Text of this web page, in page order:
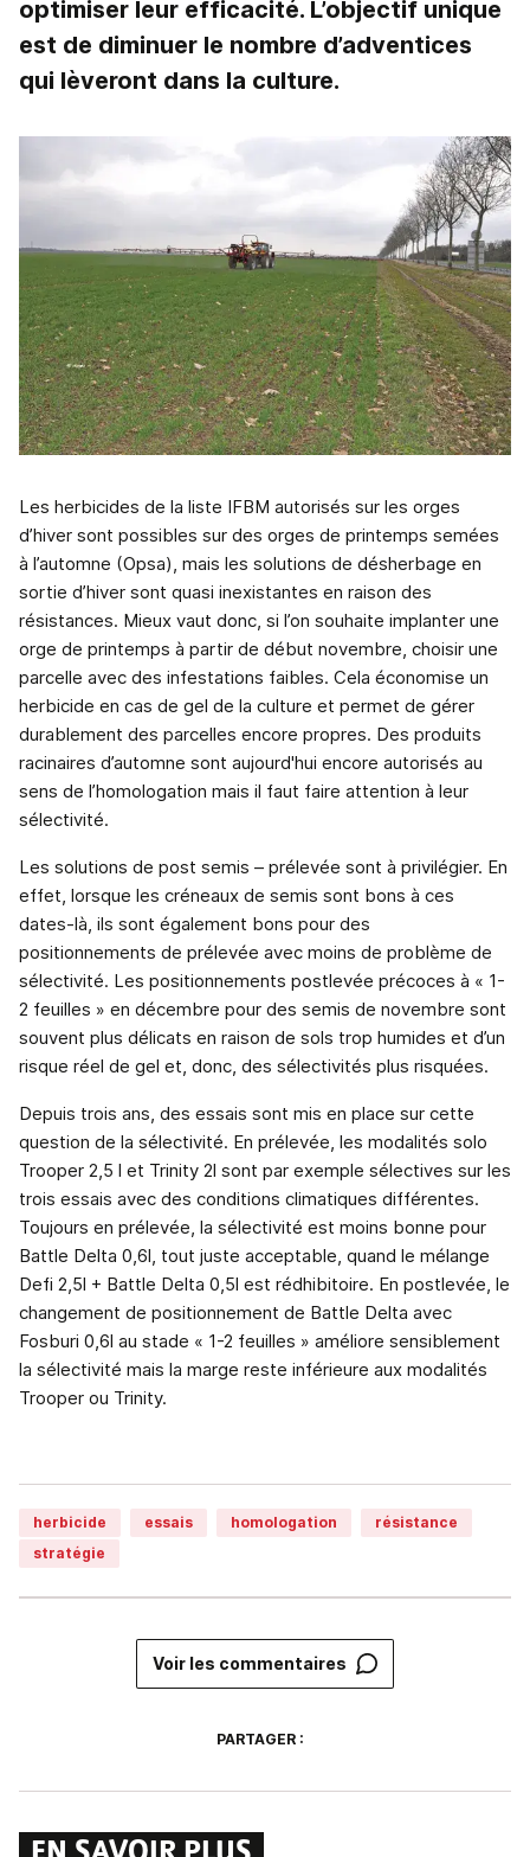
optimiser leur efficacité. L’objectif unique
est de diminuer le nombre d’adventices
qui lèveront dans la culture.
Les herbicides de la liste IFBM autorisés sur les orges
d’hiver sont possibles sur des orges de printemps semées
à l’automne (Opsa), mais les solutions de désherbage en
sortie d’hiver sont quasi inexistantes en raison des
résistances. Mieux vaut donc, si l’on souhaite implanter une
orge de printemps à partir de début novembre, choisir une
parcelle avec des infestations faibles. Cela économise un
herbicide en cas de gel de la culture et permet de gérer
durablement des parcelles encore propres. Des produits
racinaires d’automne sont aujourd'hui encore autorisés au
sens de l’homologation mais il faut faire attention à leur
sélectivité.
Les solutions de post semis – prélevée sont à privilégier. En
effet, lorsque les créneaux de semis sont bons à ces
dates-là, ils sont également bons pour des
positionnements de prélevée avec moins de problème de
sélectivité. Les positionnements postlevée précoces à « 1-
2 feuilles » en décembre pour des semis de novembre sont
souvent plus délicats en raison de sols trop humides et d’un
risque réel de gel et, donc, des sélectivités plus risquées.
Depuis trois ans, des essais sont mis en place sur cette
question de la sélectivité. En prélevée, les modalités solo
Trooper 2,5 l et Trinity 2l sont par exemple sélectives sur les
trois essais avec des conditions climatiques différentes.
Toujours en prélevée, la sélectivité est moins bonne pour
Battle Delta 0,6l, tout juste acceptable, quand le mélange
Defi 2,5l + Battle Delta 0,5l est rédhibitoire. En postlevée, le
changement de positionnement de Battle Delta avec
Fosburi 0,6l au stade « 1-2 feuilles » améliore sensiblement
la sélectivité mais la marge reste inférieure aux modalités
Trooper ou Trinity.
herbicide essais homologation
résistance
stratégie
Voir les commentaires
PARTAGER :